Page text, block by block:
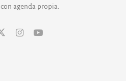
agenda propia.